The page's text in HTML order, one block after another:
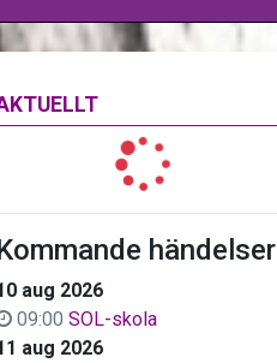
händelser
aug 2026
09:00 SOL-skola
aug 2026